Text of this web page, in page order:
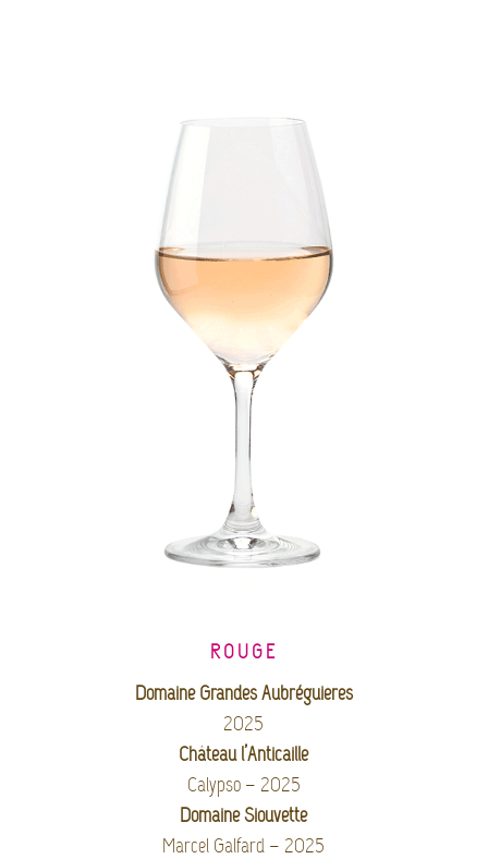
ROUGE
Domaine Grandes Aubréguières
2025
Château l’Anticaille
Calypso – 2025
Domaine Siouvette
Marcel Galfard – 2025